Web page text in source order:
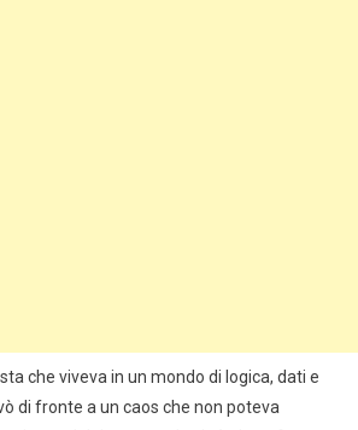
che viveva in un mondo di logica, dati e
di fronte a un caos che non poteva